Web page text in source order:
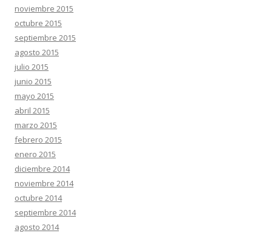
noviembre 2015
octubre 2015
septiembre 2015
agosto 2015
julio 2015
junio 2015
mayo 2015
abril 2015
marzo 2015
febrero 2015
enero 2015
diciembre 2014
noviembre 2014
octubre 2014
septiembre 2014
agosto 2014